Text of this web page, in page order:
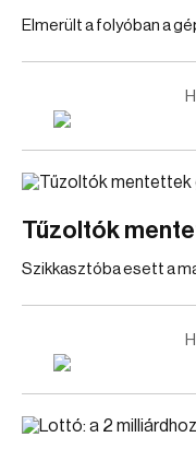
Elmerült a folyóban a
Tűzoltók
Szikkasztóba esett a